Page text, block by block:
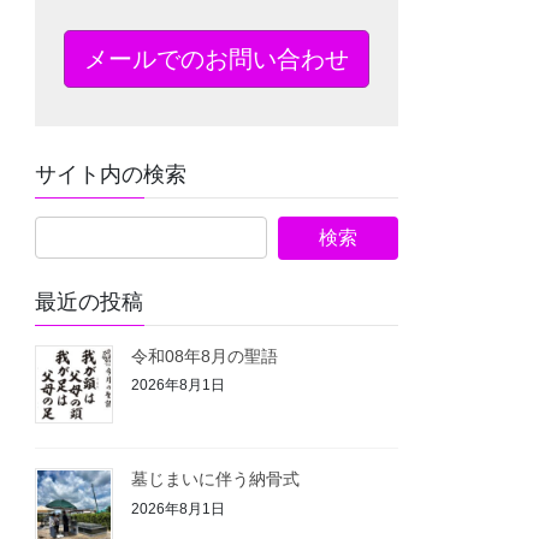
メールでのお問い合わせ
サイト内の検索
最近の投稿
令和08年8月の聖語
2026年8月1日
墓じまいに伴う納骨式⁡
2026年8月1日